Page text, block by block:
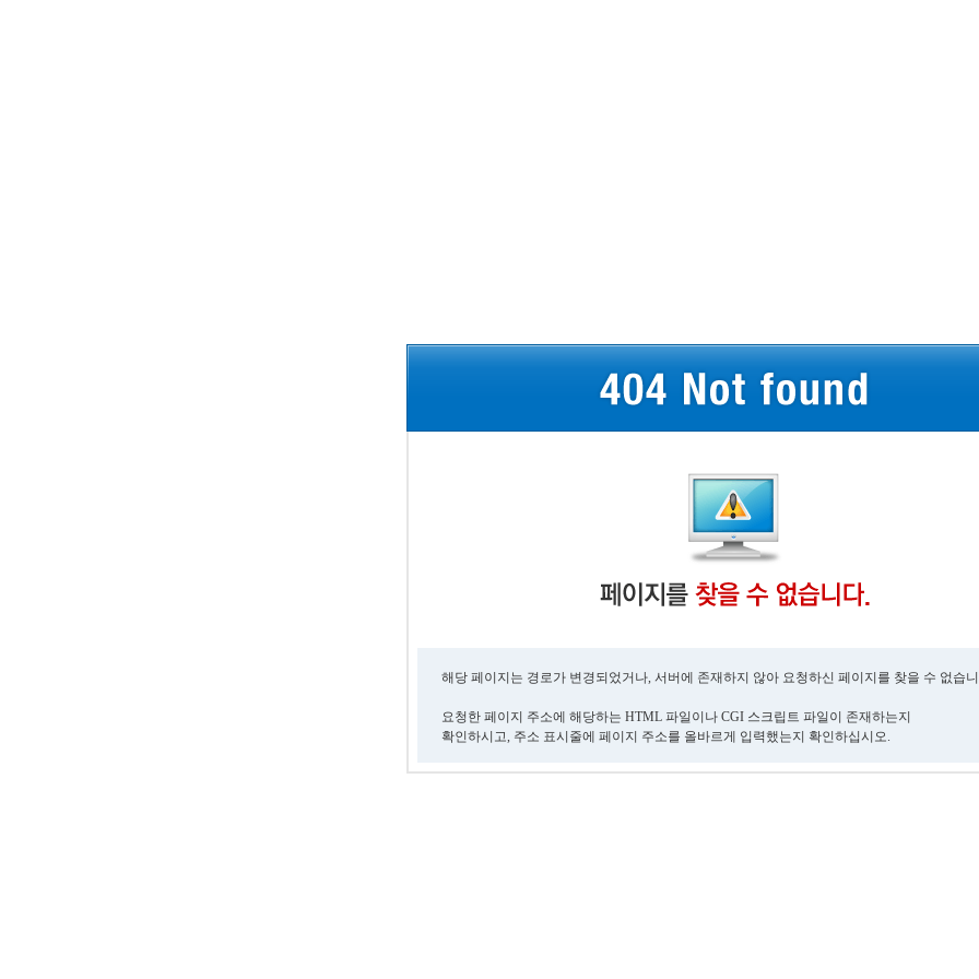
해당 페이지는 경로가 변경되었거나, 서버에 존재하지 않아 요청하신 페이지를 찾을 수 없습
요청한 페이지 주소에 해당하는 HTML 파일이나 CGI 스크립트 파일이 존재하는지
확인하시고, 주소 표시줄에 페이지 주소를 올바르게 입력했는지 확인하십시오.